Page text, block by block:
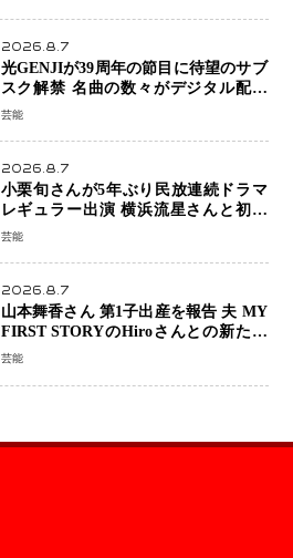
2026.8.7
光GENJIが39周年の節目に待望のサブ
スク解禁 名曲の数々がデジタル配信
へ 40周年へ向け1年間で全作品を順次
芸能
2026.8.7
小栗旬さんが5年ぶり民放連続ドラマ
レギュラー出演 横浜流星さんと初共
演『LOST10』で異色バディ結成
芸能
2026.8.7
山本舞香さん 第1子出産を報告 夫 MY
FIRST STORYのHiroさんとの新たな
家族生活「母子ともに健康」
芸能